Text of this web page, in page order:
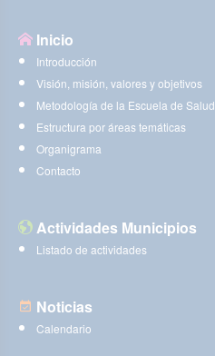
Inicio
Introducción
Visión, misión, valores y objetivos
Metodología de la Escuela de Salud
Estructura por áreas temáticas
Organigrama
Contacto
Actividades Municipios
Listado de actividades
Noticias
Calendario